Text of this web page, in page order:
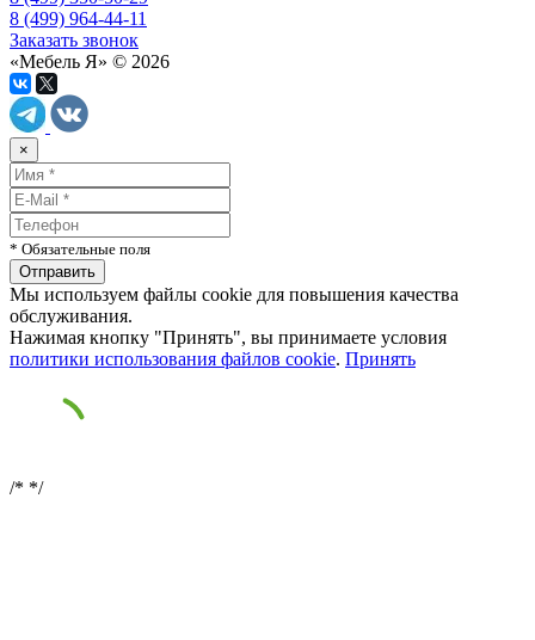
8 (499) 964-44-11
Заказать звонок
«Мебель Я» © 2026
×
* Обязательные поля
Мы используем файлы cookie для повышения качества
обслуживания.
Нажимая кнопку "Принять", вы принимаете условия
политики использования файлов cookie. Принять
/* */